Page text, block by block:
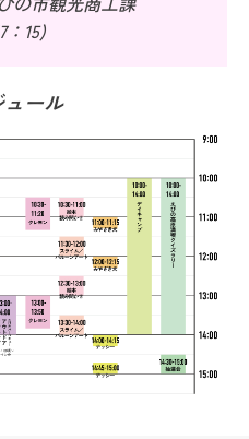
：15)
ール